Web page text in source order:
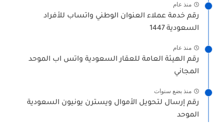
منذ عام
رقم خدمة عملاء العنوان الوطني واتساب للأفراد
السعودية 1447
منذ عام
رقم الهيئة العامة للعقار السعودية واتس اب الموحد
المجاني
منذ بضع سنوات
رقم إرسال لتحويل الأموال ويسترن يونيون السعودية
الموحد